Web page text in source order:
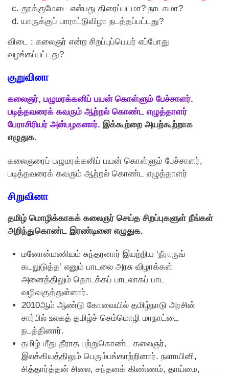
தூக்குமேடை என்பது திரைப்படமா? நாடகமா?
யாருக்குப் பாராட்டுவிழா நடத்தப்பட்டது?
விடை : கலைஞர் என்ற சிறப்புப்பெயர் எப்போது
வழங்கப்பட்டது?
குறுவினா
கலைஞர், பழுமரக்கனிப் பயன் கொள்ளும் பேச்சாளர்.
படித்தவரைக் கவரும் ஆற்றல் கொண்ட எழுத்தாளர்
பேராசிரியர் அன்பழகனார். இக்கூற்றை அயற்கூற்றாக
எழுதுக.
கலைஞரைப் பழுமரக்கனிப் பயன் கொள்ளும் பேச்சாளர்,
படித்தவரைக் கவரும் ஆற்றல் கொண்ட எழுத்தாளர்
சிறுவினா
தமிழ் மொழிக்காகக் கலைஞர் செய்த சிறப்புகளுள் நீங்கள்
அறிந்துகொண்ட இரண்டினை எழுதுக.
மனோன்மணியம் சுந்தரனார் இயற்றிய ‘நீராருங்
கடலுடுத்த’ எனும் பாடலை அரசு விழாக்கள்
அனைத்திலும் தொடக்கப் பாடலாகப் பாட
வழிவகுத்துள்ளார்.
2010ஆம் ஆண்டு கோவையில் தமிழ்நாடு அரசின்
சார்பில் உலகத் தமிழ்ச் செம்மொழி மாநாட்டை
நடத்தினார்.
தமிழ் மீது தீராத பற்றுகொண்ட கலைஞர்,
இலக்கியத்திலும் பெரும்பங்காற்றினார். நளாயினி,
சித்தார்த்தன் சிலை, சந்தனக் கிண்ணம், தாய்மை,